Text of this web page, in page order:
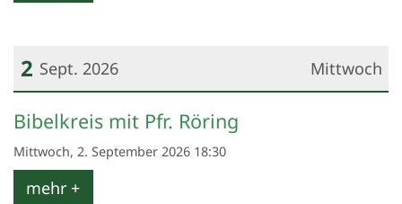
Mittwoch
2 Sept. 2026
Datum: 2. September 2026
Bibelkreis mit Pfr. Röring
Mittwoch, 2. September 2026 18:30
mehr +